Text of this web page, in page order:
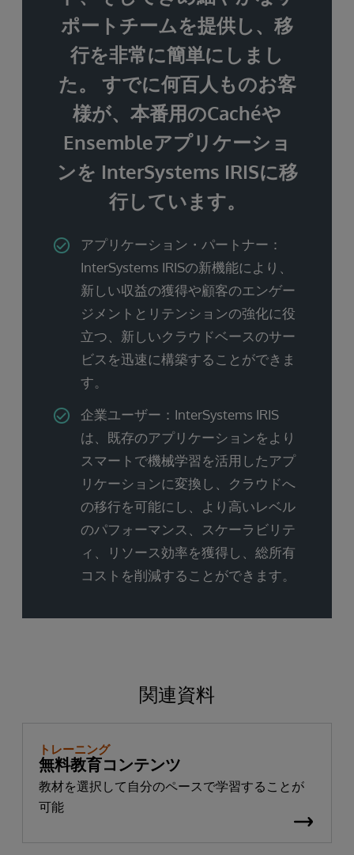
ポートチームを提供し、移
行を非常に簡単にしまし
た。 すでに何百人ものお客
様が、本番用のCachéや
Ensembleアプリケーショ
ンを InterSystems IRISに移
行しています。
アプリケーション・パートナー：
InterSystems IRISの新機能により、
新しい収益の獲得や顧客のエンゲー
ジメントとリテンションの強化に役
立つ、新しいクラウドベースのサー
ビスを迅速に構築することができま
す。
企業ユーザー：InterSystems IRIS
は、既存のアプリケーションをより
スマートで機械学習を活用したアプ
リケーションに変換し、クラウドへ
の移行を可能にし、より高いレベル
のパフォーマンス、スケーラビリテ
ィ、リソース効率を獲得し、総所有
コストを削減することができます。
関連資料
トレーニング
無料教育コンテンツ
教材を選択して自分のペースで学習することが
可能